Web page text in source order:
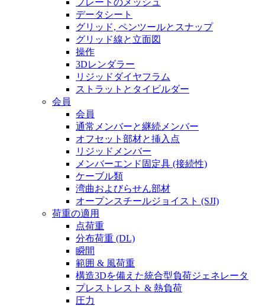
プレートのメッシュ
データシート
グリッド, ペンツールとスナップ
グリッド線と立面図
操作
3Dレンダラー
リジッドダイヤフラム
ストラットとタイビルダー
会員
会員
通常メンバーと継続メンバー
オフセット部材と挿入点
リジッドメンバー
メンバーエンド固定具 (接続性)
ケーブル類
湾曲およびらせん部材
オープンスチールジョイスト (SJI)
荷重の適用
点荷重
分布荷重 (DL)
瞬間
範囲 & 風荷重
構造3Dを備えた統合型負荷ジェネレータ
プレストレスト & 熱負荷
圧力